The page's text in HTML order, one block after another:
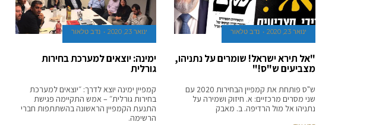
ינואר 23, 2020 נדב טלאור
"אל תירא ישראל! שומרים על נתניהו,
מצביעים ש"ס!"
ש"ס פותחת את קמפיין הבחירות 2020 עם
שני מסרים מרכזיים: א. חיזוק ושמירה על
נתניהו אל מול הרדיפה. ב. מאבק
ינואר 23, 2020 נדב טלאור
ימינה: יוצאים למערכת בחירות
גורלית
קמפיין ימינה יוצא לדרך: ״יוצאים למערכת
בחירות גורלית״ – אמש התקיימה פגישת
התנעת הקמפיין הראשונה בהשתתפות חברי
הרשימה.